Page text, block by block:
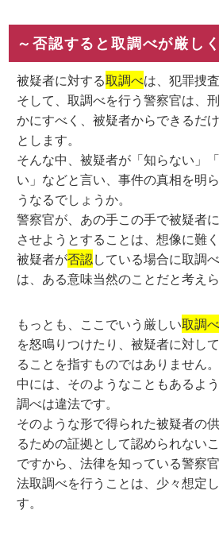
～否認すると取調べが厳し
被疑者に対する取調べは、犯罪捜
そして、取調べを行う警察官は、
かにすべく、被疑者からできるだ
とします。
そんな中、被疑者が「知らない」
い」などと言い、事件の真相を明
うなるでしょうか。
警察官が、あの手この手で被疑者
させようとすることは、想像に難
被疑者が否認している場合に取調
は、ある意味当然のことだと考えら
もっとも、ここでいう厳しい取調べ
を怒鳴りつけたり、被疑者に対し
ることを指すものではありません。
中には、そのようなこともあるよ
調べは違法です。
そのような形で得られた被疑者の
るための証拠として認められない
ですから、法律を知っている警察
法取調べを行うことは、少々想定
す。